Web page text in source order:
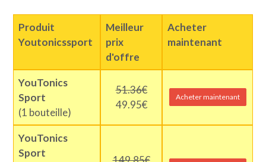
Produit
Youtonicssport
Meilleur
prix
d'offre
Acheter
maintenant
YouTonics
Sport
(1 bouteille)
51.36€
49.95€
Acheter maintenant
YouTonics
Sport